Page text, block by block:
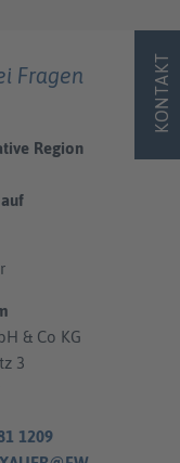
KONTAKT
Fragen
Region
& Co KG
3
1209